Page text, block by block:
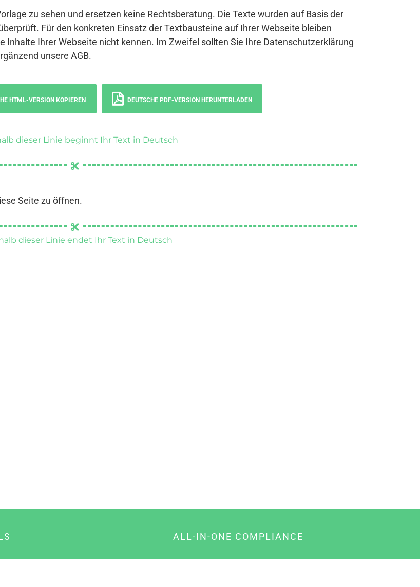
zu sehen und ersetzen keine Rechtsberatung. Die Texte wurden auf Basis der
Für den konkreten Einsatz der Textbausteine auf Ihrer Webseite bleiben
Inhalte Ihrer Webseite nicht kennen. Im Zweifel sollten Sie Ihre Datenschutzerklärung
unsere AGB.
HTML-VERSION KOPIEREN DEUTSCHE PDF-VERSION HERUNTERLADEN
dieser Linie beginnt Ihr Text in Deutsch
Seite zu öffnen.
dieser Linie endet Ihr Text in Deutsch
ALL-IN-ONE COMPLIANCE